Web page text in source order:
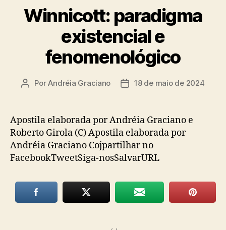
Winnicott: paradigma
existencial e
fenomenológico
Autor
PorAndréia Graciano
Data18 de maio de 2024
Apostila elaborada por Andréia Graciano e
Roberto Girola (C) Apostila elaborada por
Andréia Graciano Cojpartilhar no
FacebookTweetSiga-nosSalvarURL